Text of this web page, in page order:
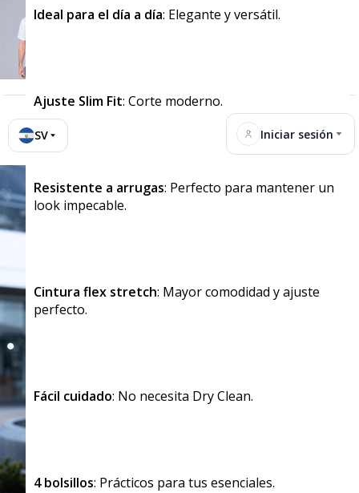
SV Iniciar sesión
Ideal para el día a día: Elegante y versátil.
Ajuste Slim Fit: Corte moderno.
Resistente a arrugas: Perfecto para mantener un
look impecable.
Cintura flex stretch: Mayor comodidad y ajuste
perfecto.
Fácil cuidado: No necesita Dry Clean.
4 bolsillos: Prácticos para tus esenciales.